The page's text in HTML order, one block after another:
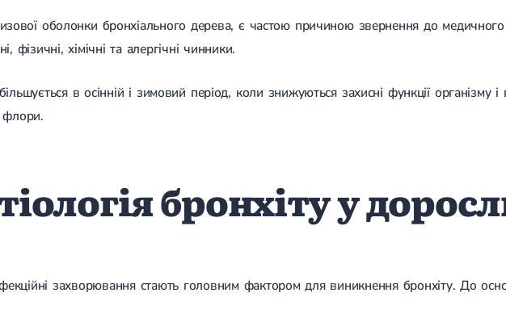
оболонки бронхіального дерева, є частою причиною звернення до
фізичні, хімічні та алергічні чинники.
в осінній і зимовий період, коли знижуються захисні функції організму і
флори.
бронхіту у
захворювання стають головним фактором для виникнення бронхіту. До